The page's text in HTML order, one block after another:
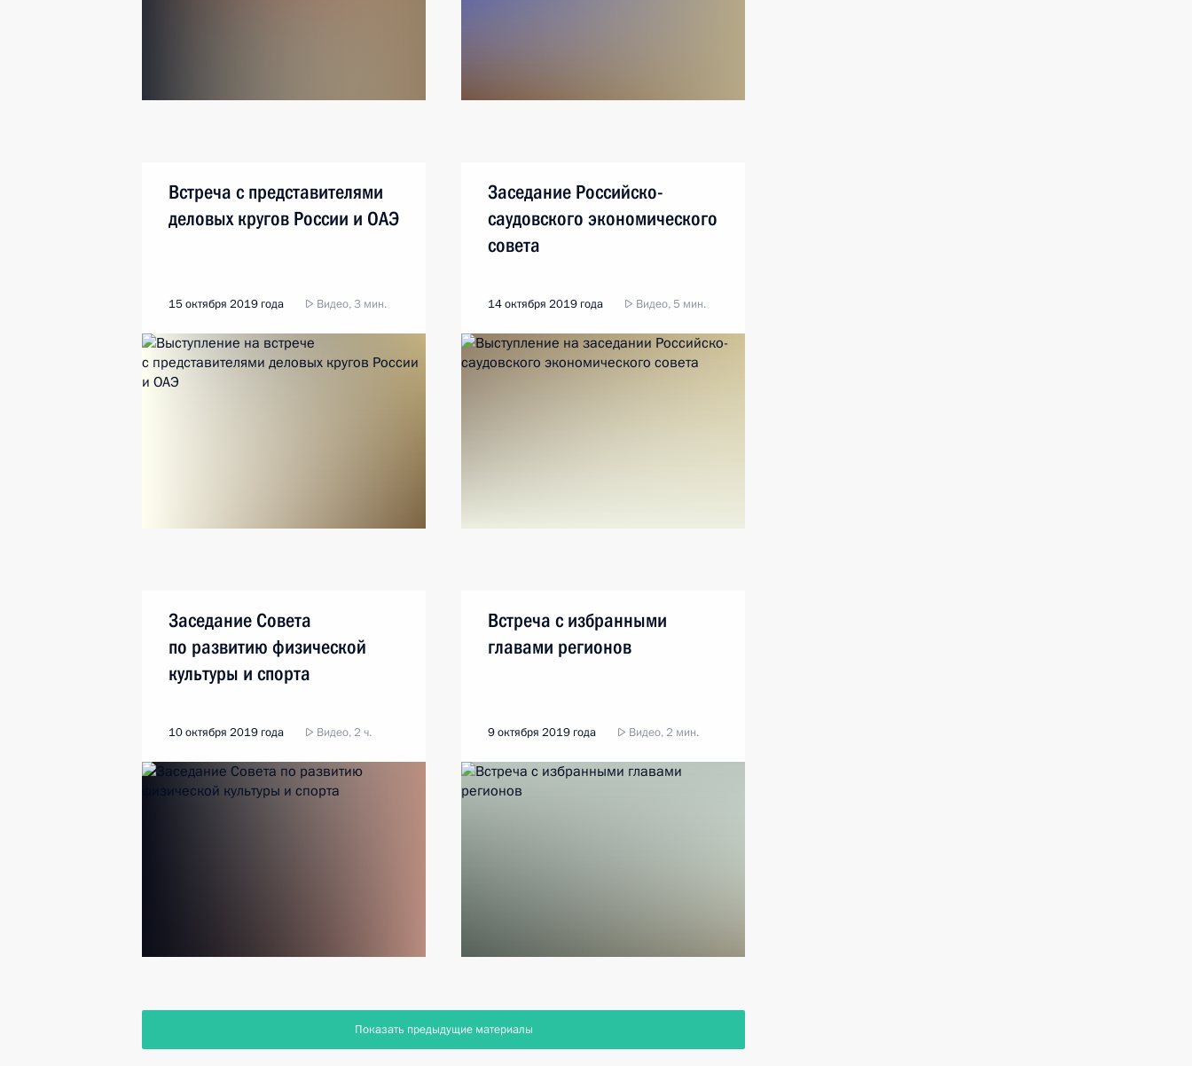
Встреча с представителями
деловых кругов России и ОАЭ
15 октября 2019 года Видео, 3 мин.
Заседание Российско-
саудовского экономического
совета
14 октября 2019 года Видео, 5 мин.
Заседание Совета
по развитию физической
культуры и спорта
10 октября 2019 года Видео, 2 ч.
Встреча с избранными
главами регионов
9 октября 2019 года Видео, 2 мин.
Показать предыдущие материалы